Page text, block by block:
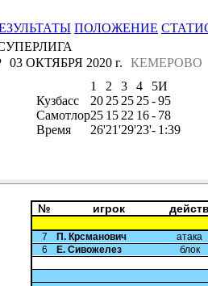
ПОЛОЖЕНИЕ
КЕМЕРОВО
03 ОКТЯБРЯ 2020 г.
1 2 3 4 5И
Кузбасс
20 25 25 25-95
Самотлор25 15 22 16- 78
Время
26'21'29'23'- 1:39
№ игрок
7 П. Крсманович
атака
6
Е. Сивожелез блок